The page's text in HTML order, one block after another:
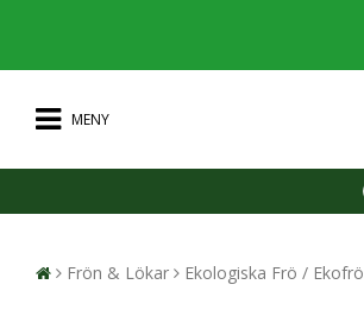
MENY
Frön & Lökar Ekologiska Frö / Ekofrö